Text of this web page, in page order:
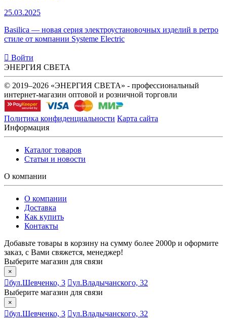
25.03.2025
Basilica — новая серия электроустановочных изделий в ретро
стиле от компании Systeme Electric
Войти
ЭНЕРГИЯ СВЕТА
© 2019–2026 «ЭНЕРГИЯ СВЕТА» - профессиональный
интернет-магазин оптовой и розничной торговли
Политика конфиденциальности Карта сайта
Информация
Каталог товаров
Статьи и новости
О компании
О компании
Доставка
Как купить
Контакты
Добавьте товары в корзину на сумму более 2000р и оформите
заказ, с Вами свяжется, менеджер!
Выберите магазин для связи
×
бул.Шевченко, 3
ул.Владычанского, 32
Выберите магазин для связи
×
бул.Шевченко, 3 ул.Владычанского, 32